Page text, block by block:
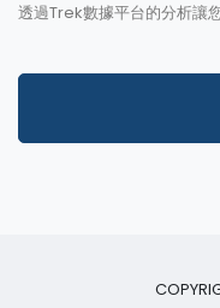
透過Trek數據平台的分析讓